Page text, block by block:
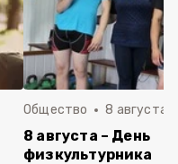
Общество 8 августа ,
8 августа – День
физкультурника